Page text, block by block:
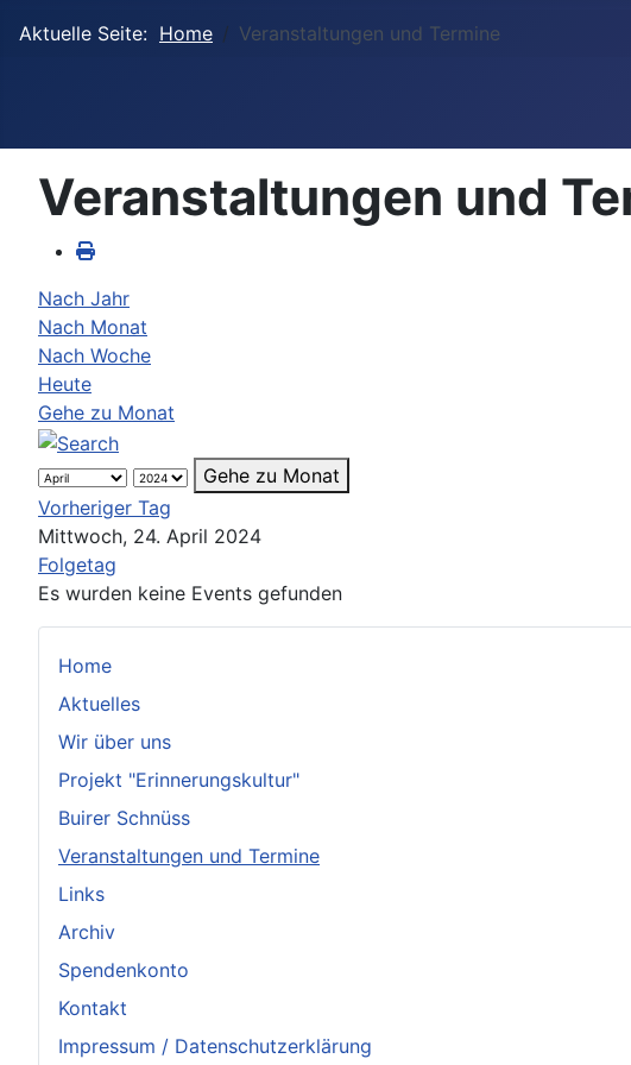
Aktuelle Seite: Home Veranstaltungen und Termine
Home
Aktuelles
Wir über uns
Projekt "Erinnerungskultur"
Buirer Schnüss
Veranstaltungen und Termine
Links
Archiv
Spendenkonto
Kontakt
Impressum / Datenschutzerklärung
Veranstaltungen und
Nach Jahr
Nach Monat
Nach Woche
Heute
Gehe zu Monat
Gehe zu Monat
Vorheriger Tag
Mittwoch, 24. April 2024
Folgetag
Es wurden keine Events gefunden